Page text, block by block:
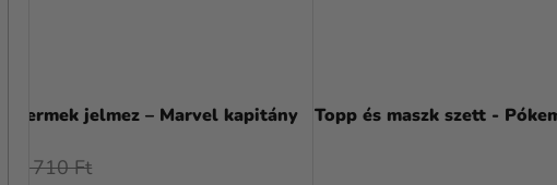
Gyermek jelmez – Marvel kapitány
termék
11 710 Ft
Topp és maszk szett -